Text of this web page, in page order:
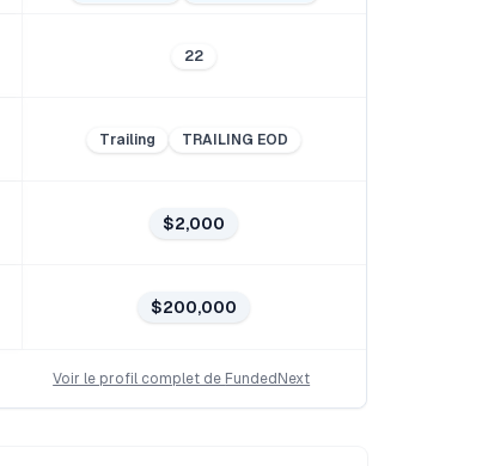
22
Trailing TRAILING EOD
$2,000
$200,000
Voir le profil complet de FundedNext